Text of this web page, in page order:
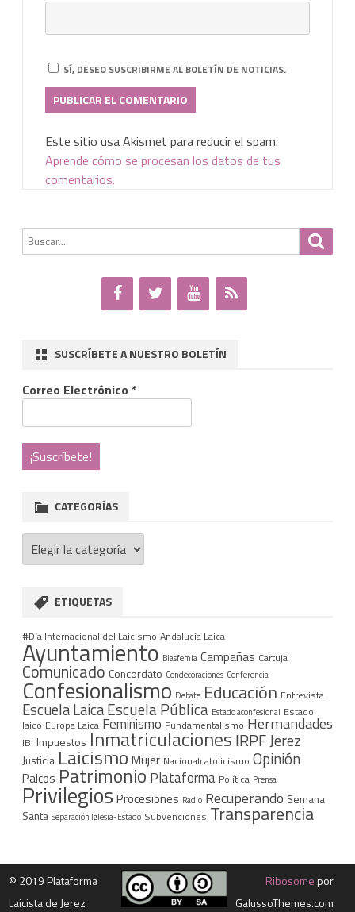
SÍ, DESEO SUSCRIBIRME AL BOLETÍN DE NOTICIAS.
Este sitio usa Akismet para reducir el spam.
Aprende cómo se procesan los datos de tus
comentarios.
Buscar
por:
SUSCRÍBETE A NUESTRO BOLETÍN
Correo Electrónico *
CATEGORÍAS
Categorías
ETIQUETAS
#Día Internacional del Laicismo Andalucía Laica
Ayuntamiento Blasfemia Campañas Cartuja
Comunicado Concordato Condecoraciones Conferencia
Confesionalismo Debate Educación Entrevista
Escuela LaicaEscuela Pública Estado aconfesional Estado
laico Europa Laica Feminismo Fundamentalismo Hermandades
IBI Impuestos Inmatriculaciones IRPFJerez
Justicia Laicismo Mujer Nacionalcatolicismo Opinión
Palcos Patrimonio Plataforma Política Prensa
Privilegios Procesiones Radio Recuperando Semana
Santa Separación Iglesia-Estado Subvenciones Transparencia
© 2019 Plataforma
Laicista de Jerez
Ribosomepor
GalussoThemes.com